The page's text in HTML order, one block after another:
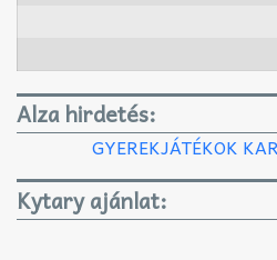
Alza hirdetés:
GYEREKJÁTÉKOK
Kytary ajánlat: